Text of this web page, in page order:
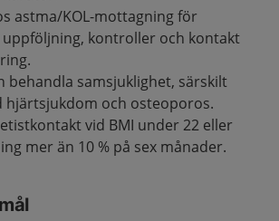
astma/KOL-mottagning för
kontroller och kontakt
behandla samsjuklighet, särskilt
hjärtsjukdom och osteoporos.
vid BMI under 22 eller
mer än 10 % på sex månader.